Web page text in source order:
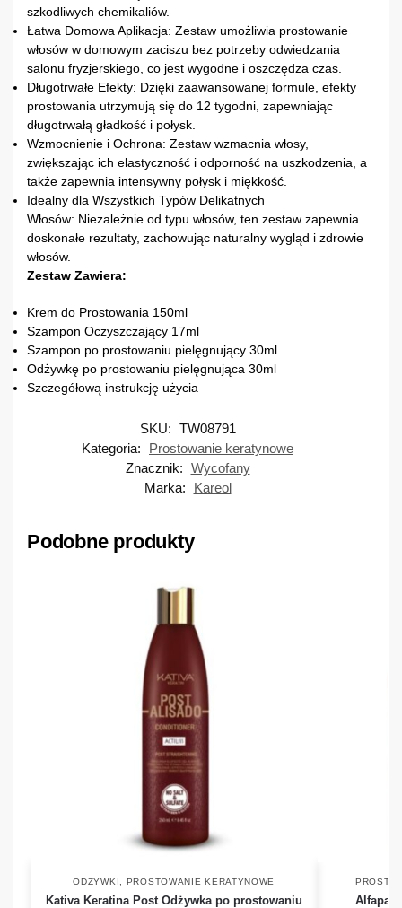
szkodliwych chemikaliów.
Łatwa Domowa Aplikacja: Zestaw umożliwia prostowanie
włosów w domowym zaciszu bez potrzeby odwiedzania
salonu fryzjerskiego, co jest wygodne i oszczędza czas.
Długotrwałe Efekty: Dzięki zaawansowanej formule, efekty
prostowania utrzymują się do 12 tygodni, zapewniając
długotrwałą gładkość i połysk.
Wzmocnienie i Ochrona: Zestaw wzmacnia włosy,
zwiększając ich elastyczność i odporność na uszkodzenia, a
także zapewnia intensywny połysk i miękkość.
Idealny dla Wszystkich Typów Delikatnych
Włosów: Niezależnie od typu włosów, ten zestaw zapewnia
doskonałe rezultaty, zachowując naturalny wygląd i zdrowie
włosów.
Zestaw Zawiera:
Krem do Prostowania 150ml
Szampon Oczyszczający 17ml
Szampon po prostowaniu pielęgnujący 30ml
Odżywkę po prostowaniu pielęgnująca 30ml
Szczegółową instrukcję użycia
SKU: TW08791
Kategoria:
Prostowanie keratynowe
Znacznik: Wycofany
Marka:
Kareol
Podobne produkty
ODŻYWKI PROSTOWANIE KERATYNOWE
Kativa Keratina Post Odżywka po prostowaniu
Alfaparf